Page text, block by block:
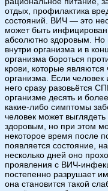
отдых, профилактика
состояний. ВИЧ — это
может быть инфицирован
абсолютно здоровым. Но
внутри организма и в
организма бороться
крови, которые
организма. Если
него сразу разовьётся
организме десять и
какие-либо симптомы
человек может
здоровым, но при этом
некоторое время после
появляется состояние,
несколько дней оно
проявления с ВИЧ-
постепенно разрушает
она становится такой